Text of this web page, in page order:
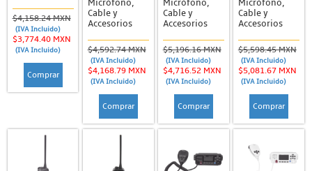
$4,158.24 MXN
(IVA Incluido)
$3,774.40 MXN
(IVA Incluido)
Comprar
Micrófono,
Cable y
Accesorios
$4,592.74 MXN
(IVA Incluido)
$4,168.79 MXN
(IVA Incluido)
Comprar
Micrófono,
Cable y
Accesorios
$5,196.16 MXN
(IVA Incluido)
$4,716.52 MXN
(IVA Incluido)
Comprar
Micrófono,
Cable y
Accesorios
$5,598.45 MXN
(IVA Incluido)
$5,081.67 MXN
(IVA Incluido)
Comprar